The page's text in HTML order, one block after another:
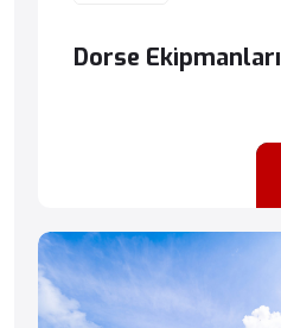
Dorse Ekipmanları